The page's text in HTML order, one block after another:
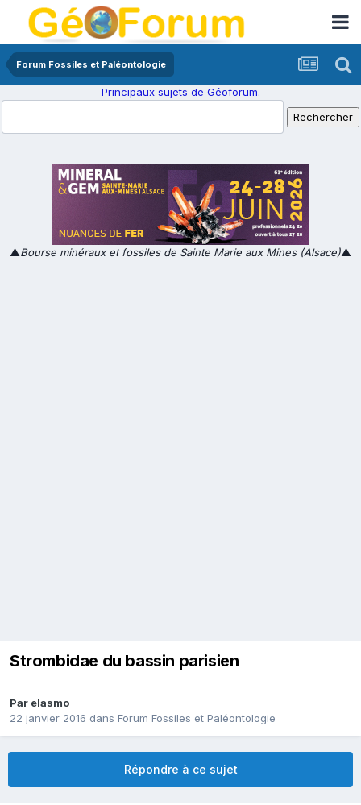
Forum Fossiles et Paléontologie
Principaux sujets de Géoforum.
▲Bourse minéraux et fossiles de Sainte Marie aux Mines (Alsace)▲
Strombidae du bassin parisien
Par elasmo
22 janvier 2016 dans Forum Fossiles et Paléontologie
Répondre à ce sujet